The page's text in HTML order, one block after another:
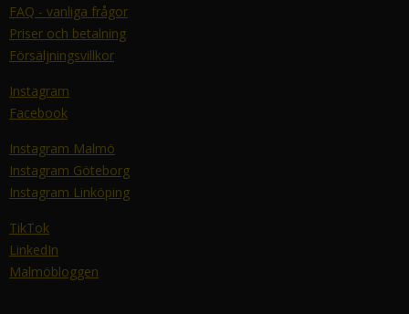
FAQ - vanliga frågor
Priser och betalning
Försäljningsvillkor
Instagram
Facebook
Instagram Malmö
Instagram Göteborg
Instagram Linköping
TikTok
LinkedIn
Malmöbloggen